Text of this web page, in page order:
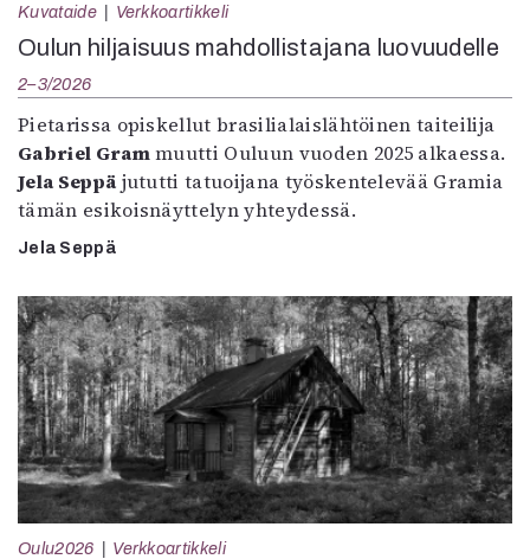
Kuvataide Verkkoartikkeli
Oulun hiljaisuus mahdollistajana luovuudelle
2–3/2026
Pietarissa opiskellut brasilialaislähtöinen taiteilija
Gabriel Grammuutti Ouluun vuoden 2025 alkaessa.
Jela Seppä jututti tatuoijana työskentelevää Gramia
tämän esikoisnäyttelyn yhteydessä.
Jela Seppä
Oulu2026 Verkkoartikkeli